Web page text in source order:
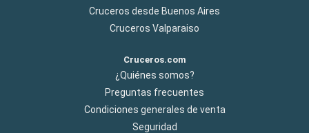
Cruceros desde Buenos Aires
Cruceros Valparaiso
Cruceros.com
¿Quiénes somos?
Preguntas frecuentes
Condiciones generales de venta
Seguridad